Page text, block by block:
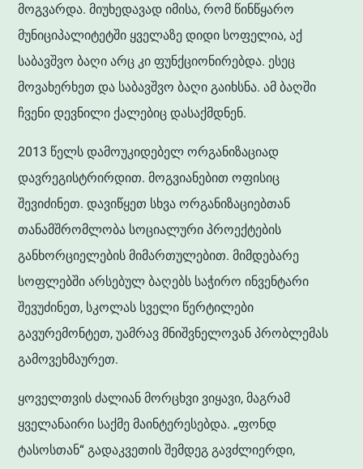
მოგვარდა. მიუხედავად იმისა, რომ წინწყარო
მუნიციპალიტეტში ყველაზე დიდი სოფელია, აქ
საბავშვო ბაღი არც კი ფუნქციონირებდა. ესეც
მოვახერხეთ და საბავშვო ბაღი გაიხსნა. ამ ბაღში
ჩვენი დევნილი ქალებიც დასაქმდნენ.
2013 წელს დამოუკიდებელ ორგანიზაციად
დავრეგისტრირდით. მოგვიანებით ოფისიც
შევიძინეთ. დავიწყეთ სხვა ორგანიზაციებთან
თანამშრომლობა სოციალური პროექტების
განხორციელების მიმართულებით. მიმდებარე
სოფლებში არსებულ ბაღებს საჭირო ინვენტარი
შევუძინეთ, სკოლას სველი წერტილები
გავურემონტეთ, უამრავ მნიშვნელოვან პრობლემას
გამოვეხმაურეთ.
ყოველთვის ძალიან მორცხვი ვიყავი, მაგრამ
ყველანაირი საქმე მაინტერესებდა. „ფონდ
ტასოსთან“ გადაკვეთის შემდეგ გავძლიერდი,